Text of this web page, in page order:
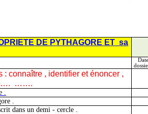
DE PYTHAGORE ET sa
: connaître , identifier et énoncer ,
…….
.
.
dans un demi - cercle .